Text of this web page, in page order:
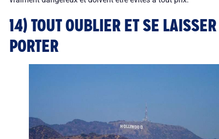
14) TOUT OUBLIER ET SE LAISSER
PORTER